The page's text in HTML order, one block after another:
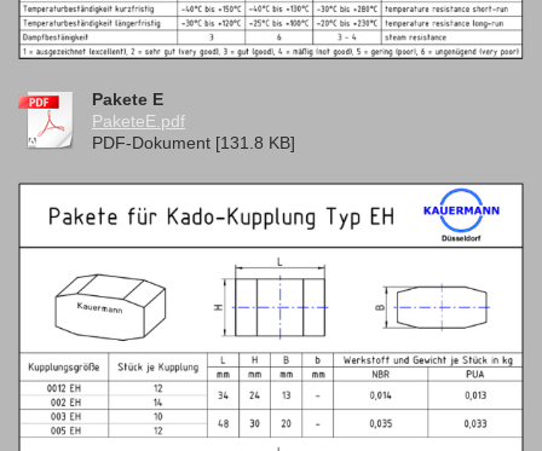
Pakete E
PaketeE.pdf
PDF-Dokument [131.8 KB]